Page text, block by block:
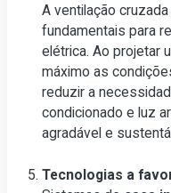
A ventilação
fundamentais para
elétrica. Ao projetar
máximo as
reduzir a
condicionado e luz
agradável e
Tecnologias a